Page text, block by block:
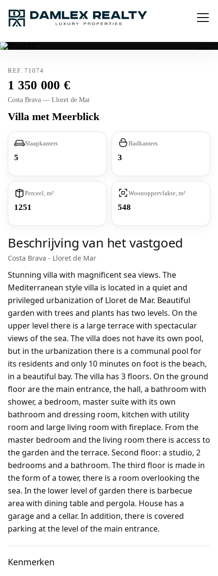
REF. 71074
1 350 000
Costa Brava — Lloret de Mar
Villa met Meerblick
Slaapkamers
5
Badkamers
3
Perceel, m²
1251
Woonoppervlakte, m²
548
Beschrijving van het vastgoed
Costa Brava - Lloret de Mar
Stunning villa with magnificent sea views. The
Mediterranean style villa is located in a quiet and
privileged urbanization of Lloret de Mar. Beautiful
garden with trees and plants has two levels. On the
upper level there is a large terrace with spectacular
views of the sea. The villa does not have its own pool,
but in the urbanization there is a communal pool for
its residents and only 10 minutes on foot is the beach,
in a beautiful bay. The villa has 3 floors. On the ground
floor are the main entrance, the hall, a bathroom with
shower, a bedroom, master suite with its own
bathroom and dressing room, kitchen with utility
room and large living room with fireplace. From the
master bedroom and the living room there is access to
the garden and the terrace. Second floor: a studio, 2
bedrooms and a bathroom. The third floor is made in
the form of a tower, there is a room overlooking the
sea. In the lower level of garden there is barbecue
area with dining table and pergola. House has a
garage and a cellar. In addition, there is covered
parking at the level of the main entrance.
Kenmerken